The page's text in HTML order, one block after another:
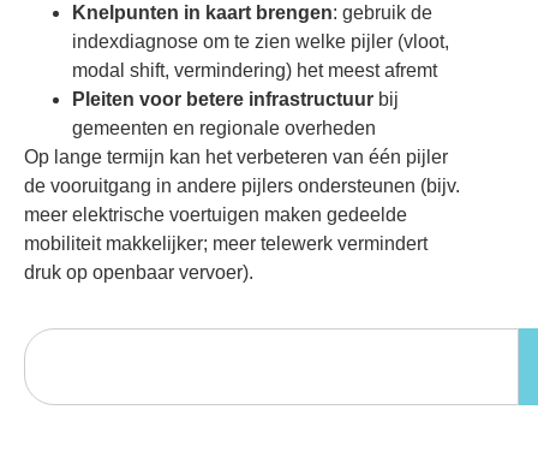
Knelpunten in kaart brengen: gebruik de
indexdiagnose om te zien welke pijler (vloot,
modal shift, vermindering) het meest afremt
Pleiten voor betere infrastructuur bij
gemeenten en regionale overheden
Op lange termijn kan het verbeteren van één pijler
de vooruitgang in andere pijlers ondersteunen (bijv.
meer elektrische voertuigen maken gedeelde
mobiliteit makkelijker; meer telewerk vermindert
druk op openbaar vervoer).